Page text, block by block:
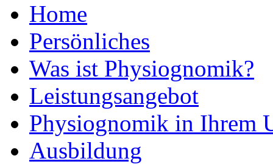
Home
Persönliches
Was ist Physiognomik?
Leistungsangebot
Physiognomik in Ihrem
Ausbildung